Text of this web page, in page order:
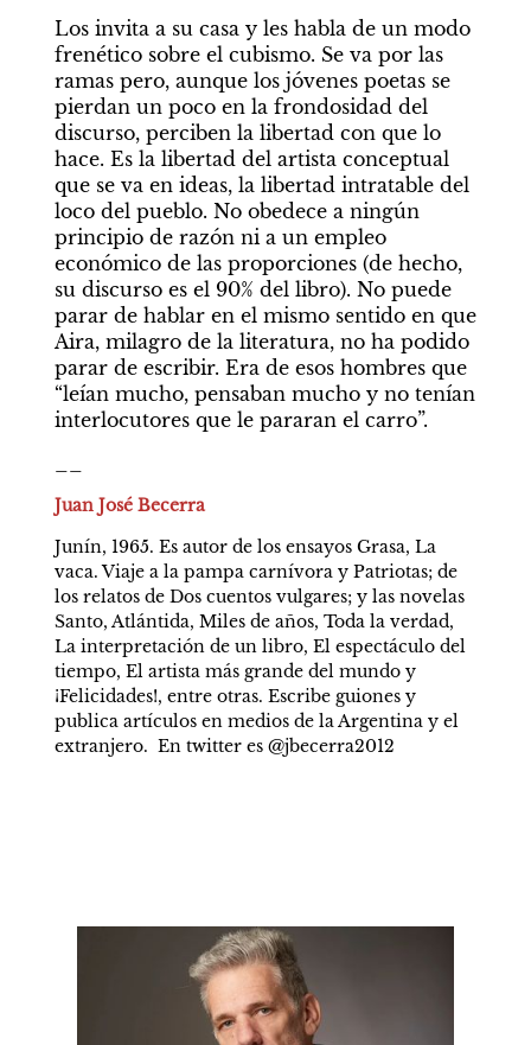
Los invita a su casa y les habla de un modo
frenético sobre el cubismo. Se va por las
ramas pero, aunque los jóvenes poetas se
pierdan un poco en la frondosidad del
discurso, perciben la libertad con que lo
hace. Es la libertad del artista conceptual
que se va en ideas, la libertad intratable del
loco del pueblo. No obedece a ningún
principio de razón ni a un empleo
económico de las proporciones (de hecho,
su discurso es el 90% del libro). No puede
parar de hablar en el mismo sentido en que
Aira, milagro de la literatura, no ha podido
parar de escribir. Era de esos hombres que
“leían mucho, pensaban mucho y no tenían
interlocutores que le pararan el carro”.
Juan José Becerra
Junín, 1965. Es autor de los ensayos Grasa, La
vaca. Viaje a la pampa carnívora y Patriotas; de
los relatos de Dos cuentos vulgares; y las novelas
Santo, Atlántida, Miles de años, Toda la verdad,
La interpretación de un libro, El espectáculo del
tiempo, El artista más grande del mundo y
¡Felicidades!, entre otras. Escribe guiones y
publica artículos en medios de la Argentina y el
extranjero.  En twitter es @jbecerra2012